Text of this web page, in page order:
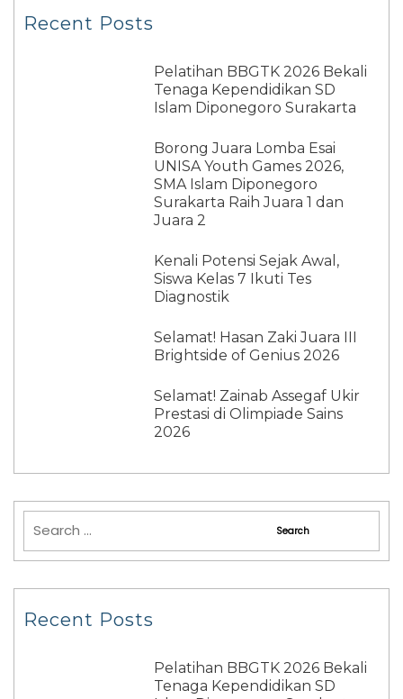
Recent Posts
Pelatihan BBGTK 2026 Bekali
Tenaga Kependidikan SD
Islam Diponegoro Surakarta
Borong Juara Lomba Esai
UNISA Youth Games 2026,
SMA Islam Diponegoro
Surakarta Raih Juara 1 dan
Juara 2
Kenali Potensi Sejak Awal,
Siswa Kelas 7 Ikuti Tes
Diagnostik
Selamat! Hasan Zaki Juara III
Brightside of Genius 2026
Selamat! Zainab Assegaf Ukir
Prestasi di Olimpiade Sains
2026
Recent Posts
Pelatihan BBGTK 2026 Bekali
Tenaga Kependidikan SD